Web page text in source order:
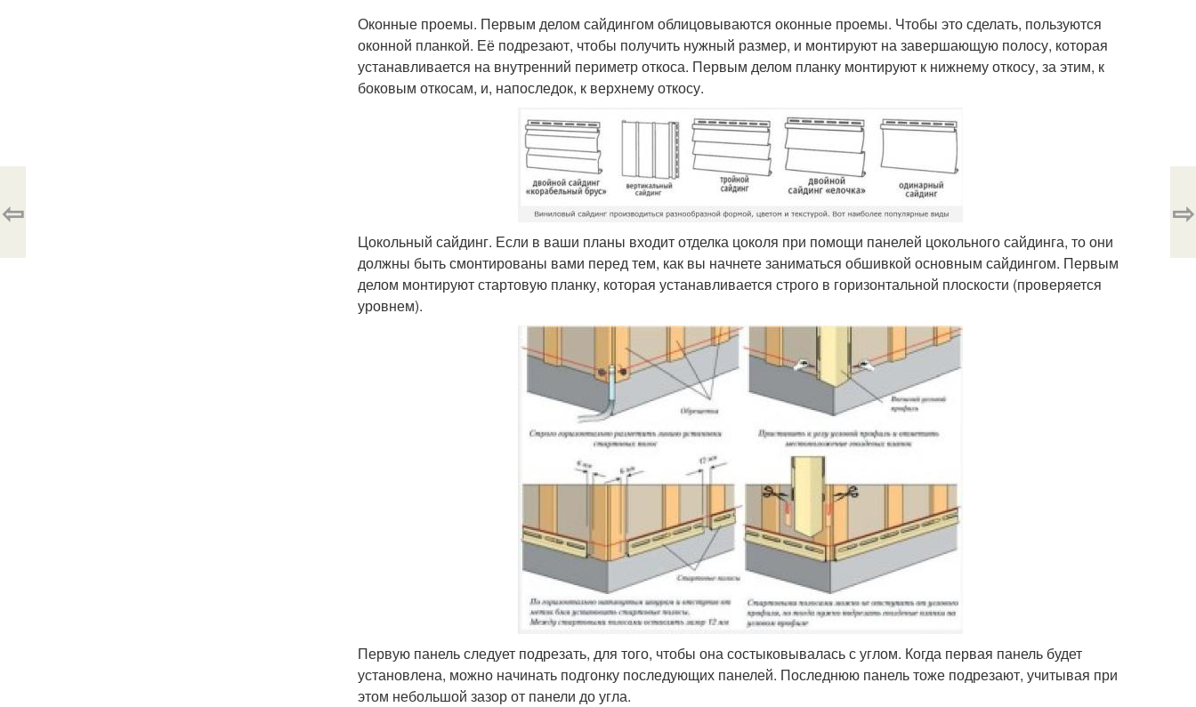
Оконные проемы. Первым делом сайдингом облицовываются оконные проемы. Чтобы это сделать, пользуются
оконной планкой. Её подрезают, чтобы получить нужный размер, и монтируют на завершающую полосу, которая
устанавливается на внутренний периметр откоса. Первым делом планку монтируют к нижнему откосу, за этим, к
боковым откосам, и, напоследок, к верхнему откосу.
Цокольный сайдинг. Если в ваши планы входит отделка цоколя при помощи панелей цокольного сайдинга, то они
должны быть смонтированы вами перед тем, как вы начнете заниматься обшивкой основным сайдингом. Первым
делом монтируют стартовую планку, которая устанавливается строго в горизонтальной плоскости (проверяется
уровнем).
Первую панель следует подрезать, для того, чтобы она состыковывалась с углом. Когда первая панель будет
установлена, можно начинать подгонку последующих панелей. Последнюю панель тоже подрезают, учитывая при
этом небольшой зазор от панели до угла.
⇦ ⇨